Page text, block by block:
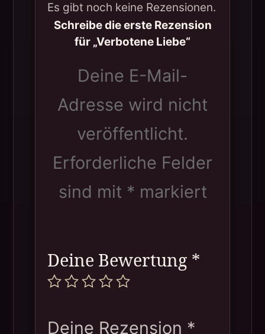
Es gibt noch keine Rezensionen.
Schreibe die erste Rezension
für „Verbotene Liebe“
Deine E-Mail-
Adresse wird nicht
veröffentlicht.
Erforderliche Felder
sind mit * markiert
Deine Bewertung *
Deine Rezension *